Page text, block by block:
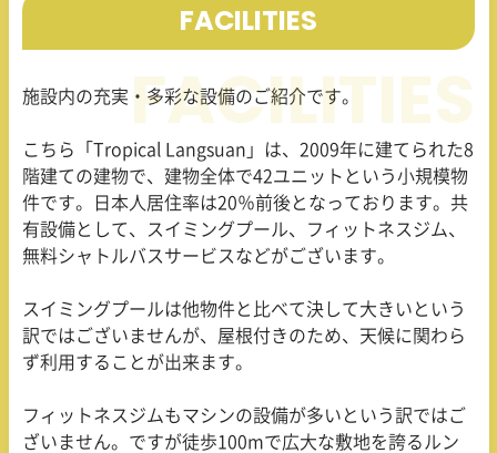
FACILITIES
施設内の充実・多彩な設備のご紹介です。
こちら「 Tropical Langsuan 」は、 2009年に建てられた8
階建ての建物で、建物全体で42 ユニットという小規模物
件です。日本人居住率は20％前後となっております。共
有設備として、スイミングプール、フィットネスジム、
無料シャトルバスサービスなどがございます。
スイミングプールは他物件と比べて決して大きいという
訳ではございませんが、屋根付きのため、天候に関わら
ず利用することが出来ます。
フィットネスジムもマシンの設備が多いという訳ではご
ざいません。ですが徒歩100mで広大な敷地を誇るルン